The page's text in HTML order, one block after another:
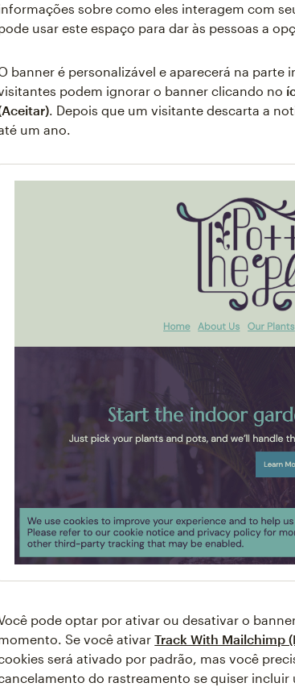
sobre como eles interagem com
usar este espaço para dar às pessoas a
banner é personalizável e aparecerá na parte
podem ignorar o banner clicando no
. Depois que um visitante descarta a
um ano.
pode optar por ativar ou desativar o
Se você ativarTrack With Mailchimp
será ativado por padrão, mas você
do rastreamento se quiser incluir